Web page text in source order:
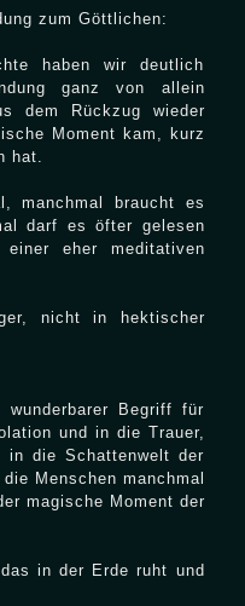
zum Göttlichen:
haben wir deutlich
ganz von allein
dem Rückzug wieder
Moment kam, kurz
hat.
manchmal braucht es
darf es öfter gelesen
eher meditativen
nicht in hektischer
Begriff für
und in die Trauer,
in die Schattenwelt der
Menschen manchmal
magische Moment der
in der Erde ruht und